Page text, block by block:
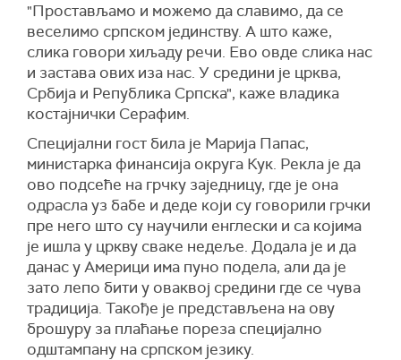
"Простављамо и можемо да славимо, да се
веселимо српском јединству. А што каже,
слика говори хиљаду речи. Ево овде слика нас
и застава ових иза нас. У средини је црква,
Србија и Република Српска", каже владика
костајнички Серафим.
Специјални гост била је Марија Папас,
министарка финансија округа Кук. Рекла је да
ово подсеће на грчку заједницу, где је она
одрасла уз бабе и деде који су говорили грчки
пре него што су научили енглески и са којима
је ишла у цркву сваке недеље. Додала је и да
данас у Америци има пуно подела, али да је
зато лепо бити у оваквој средини где се чува
традиција. Такође је представљена на ову
брошуру за плаћање пореза специјално
одштампану на српском језику.